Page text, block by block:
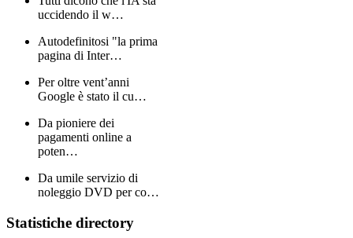
uccidendo il w…
Autodefinitosi "la prima
pagina di Inter…
Per oltre vent’anni
Google è stato il cu…
Da pioniere dei
pagamenti online a
poten…
Da umile servizio di
noleggio DVD per co…
Statistiche directory